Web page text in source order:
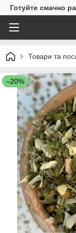
Готуйте смачно
Товари та
–20%